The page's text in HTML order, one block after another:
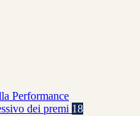
Performance
dei premi 18